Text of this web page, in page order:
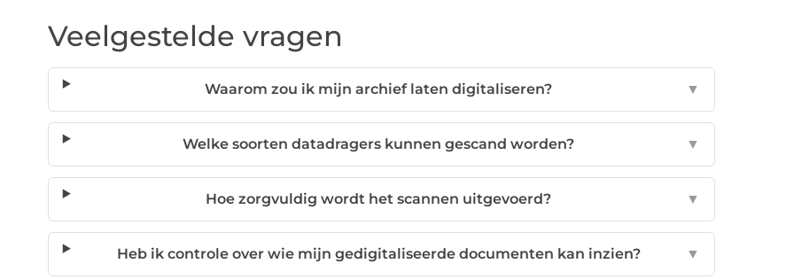
Veelgestelde vragen
Waarom zou ik mijn archief laten digitaliseren? ▼
Welke soorten datadragers kunnen gescand worden? ▼
Hoe zorgvuldig wordt het scannen uitgevoerd? ▼
Heb ik controle over wie mijn gedigitaliseerde documenten kan inzien? ▼